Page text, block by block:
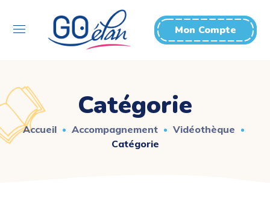
Mon Compte
Catégorie
Accueil Accompagnement
Vidéothèque
Catégorie